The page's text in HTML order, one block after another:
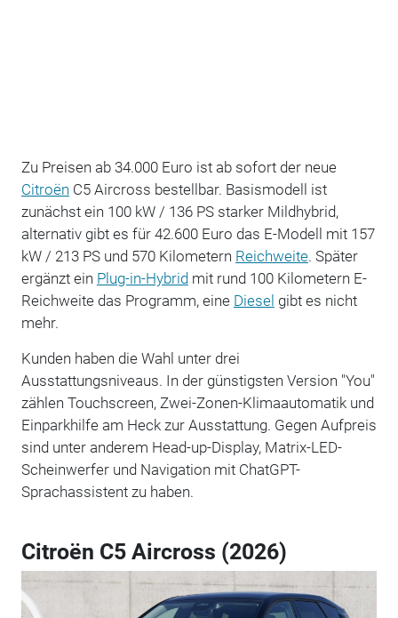
Zu Preisen ab 34.000 Euro ist ab sofort der neue
Citroën C5 Aircross bestellbar. Basismodell ist
zunächst ein 100 kW / 136 PS starker Mildhybrid,
alternativ gibt es für 42.600 Euro das E-Modell mit 157
kW / 213 PS und 570 Kilometern Reichweite. Später
ergänzt ein Plug-in-Hybridmit rund 100 Kilometern E-
Reichweite das Programm, eine Diesel gibt es nicht
mehr.
Kunden haben die Wahl unter drei
Ausstattungsniveaus. In der günstigsten Version "You"
zählen Touchscreen, Zwei-Zonen-Klimaautomatik und
Einparkhilfe am Heck zur Ausstattung. Gegen Aufpreis
sind unter anderem Head-up-Display, Matrix-LED-
Scheinwerfer und Navigation mit ChatGPT-
Sprachassistent zu haben.
Citroën C5 Aircross (2026)